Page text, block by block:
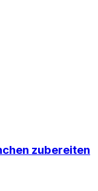
zubereiten